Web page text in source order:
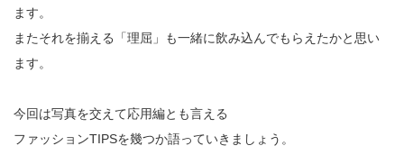
ます。
またそれを揃える「理屈」も一緒に飲み込んでもらえたかと思い
ます。
今回は写真を交えて応用編とも言える
ファッションTIPSを幾つか語っていきましょう。